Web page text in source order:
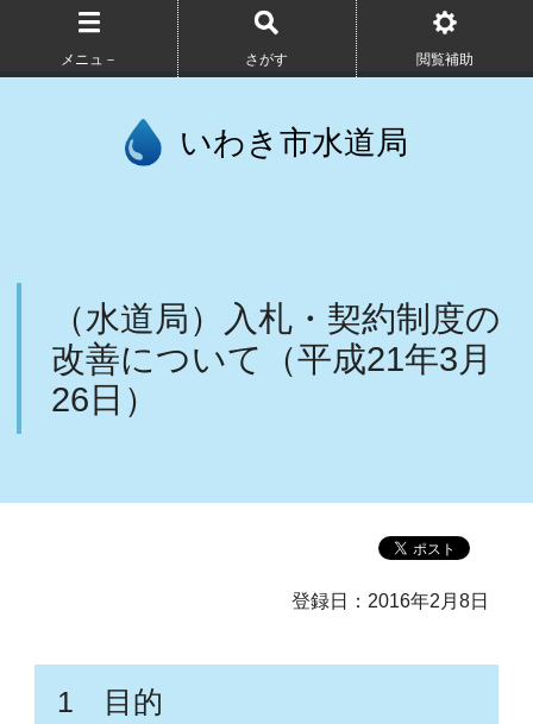
メニュ－ さがす 閲覧補助
いわき市水道局
（水道局）入札・契約制度の
改善について（平成21年3月
26日）
登録日：2016年2月8日
1 目的